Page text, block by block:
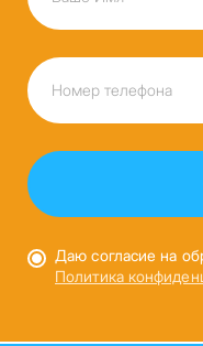
Даю согласие на
Политика